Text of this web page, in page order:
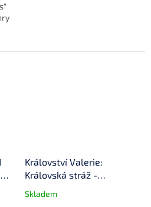
Království Valerie:
Královská stráž -
Skladem